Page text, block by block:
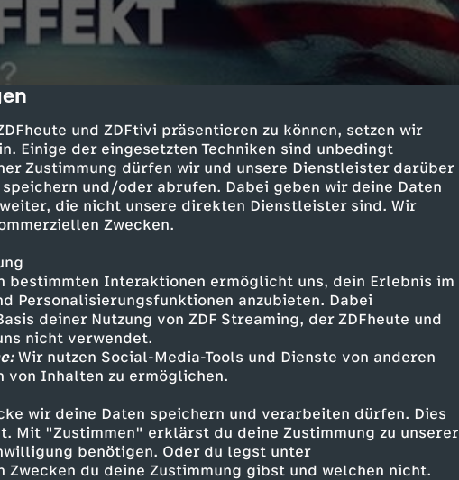
und ZDFtivi präsentieren zu können, setzen wir
Einige der eingesetzten Techniken sind unbedingt
Zustimmung dürfen wir und unsere Dienstleister darüber
und/oder abrufen. Dabei geben wir deine Daten
die nicht unsere direkten Dienstleister sind. Wir
Zwecken.
bestimmten Interaktionen ermöglicht uns, dein Erlebnis im
Personalisierungsfunktionen anzubieten. Dabei
deiner Nutzung von ZDF Streaming, der ZDFheute und
nicht verwendet.
Wir nutzen Social-Media-Tools und Dienste von anderen
von Inhalten zu ermöglichen.
wir deine Daten speichern und verarbeiten dürfen. Dies
Mit "Zustimmen" erklärst du deine Zustimmung zu unserer
benötigen. Oder du legst unter
du deine Zustimmung gibst und welchen nicht.
Trump-Effekt". ZDF-
Brüssel-Korrespondent Ulf Röller
Theveßen analysieren jede Woche die von
tiefgreifenden, globalen
Erpressung, militärische und
Narzissmus als Regierungsstil.
Entwicklungen ein und erklären komplexe
für alle, die verstehen wollen, warum die
ist – und was als Nächstes kommen